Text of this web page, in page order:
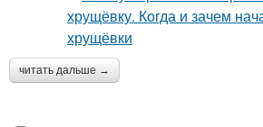
читать дальше →